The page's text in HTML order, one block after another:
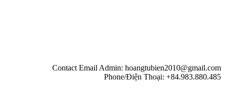
Contact Email Admin: hoangtubien2010@gmail.com
Phone/Điện Thoại: +84.983.880.485